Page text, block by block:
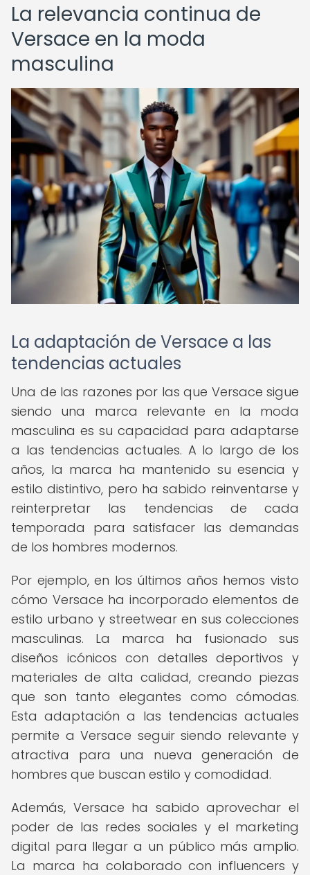
La relevancia continua de
Versace en la moda
masculina
La adaptación de Versace a las
tendencias actuales
Una de las razones por las que Versace sigue
siendo una marca relevante en la moda
masculina es su capacidad para adaptarse
a las tendencias actuales. A lo largo de los
años, la marca ha mantenido su esencia y
estilo distintivo, pero ha sabido reinventarse y
reinterpretar las tendencias de cada
temporada para satisfacer las demandas
de los hombres modernos.
Por ejemplo, en los últimos años hemos visto
cómo Versace ha incorporado elementos de
estilo urbano y streetwear en sus colecciones
masculinas. La marca ha fusionado sus
diseños icónicos con detalles deportivos y
materiales de alta calidad, creando piezas
que son tanto elegantes como cómodas.
Esta adaptación a las tendencias actuales
permite a Versace seguir siendo relevante y
atractiva para una nueva generación de
hombres que buscan estilo y comodidad.
Además, Versace ha sabido aprovechar el
poder de las redes sociales y el marketing
digital para llegar a un público más amplio.
La marca ha colaborado con influencers y